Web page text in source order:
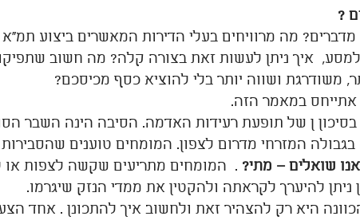
?
מה מרוויחים בעלי הדירות המאשרים ביצוע תמ"א
איך ניתן לעשות זאת בצורה קלה? מה חשוב
משודרגת ושווה יותר בלי להוציא כסף מכיסכם?
אתייחס במאמר הזה.
ן של תופעת רעידות האדמה. הסיבה הינה השבר
בגבולה המזרחי מדרום לצפון. המומחים טוענים
שואלים – מתי? .  המומחים מתריעים שקשה לצפות או
להיערך לקראתה ולהקטין את ממדי הנזק שיגרמו.
היא רק להצהיר זאת ולחשוב איך להתכונן . אחד